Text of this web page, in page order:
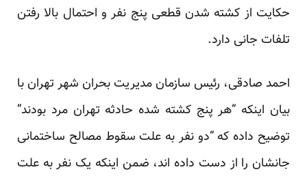
حکایت از کشته شدن قطعی پنج نفر و احتمال بالا رفتن
تلفات جانی دارد.
احمد صادقی، رئیس سازمان مدیریت بحران شهر تهران با
بیان اینکه “هر پنج کشته شده حادثه تهران مرد بودند”
توضیح داده که “دو نفر به علت سقوط مصالح ساختمانی
جانشان را از دست داده اند، ضمن اینکه یک نفر به علت